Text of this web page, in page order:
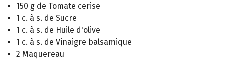
150 g de Tomate cerise
1 c. à s. de Sucre
1 c. à s. de Huile d'olive
1 c. à s. de Vinaigre balsamique
2 Maquereau